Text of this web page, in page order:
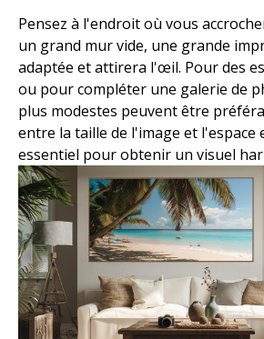
Pensez à l'endroit où vous
un grand mur vide, une grande
adaptée et attirera l'œil. Pour des
ou pour compléter une galerie de
plus modestes peuvent être
entre la taille de l'image et
essentiel pour obtenir un visuel